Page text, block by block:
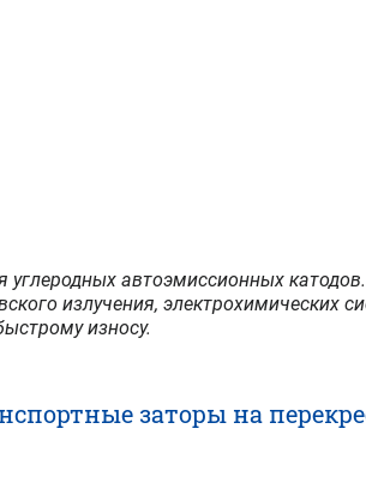
углеродных автоэмиссионных
излучения, электрохимических
износу.
заторы на